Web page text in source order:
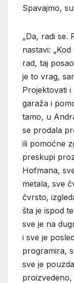
Spavajmo,
„Da, radi se.
nastavi:
rad, taj
je to vrag,
Projektovati i
garaža i
tamo, u
se prodala
ili pomoćne
preskupi
Hofmana,
metala, sve
čvrsto,
šta je ispod
sve je na
i sve je
programira,
sve je
proizvedeno,